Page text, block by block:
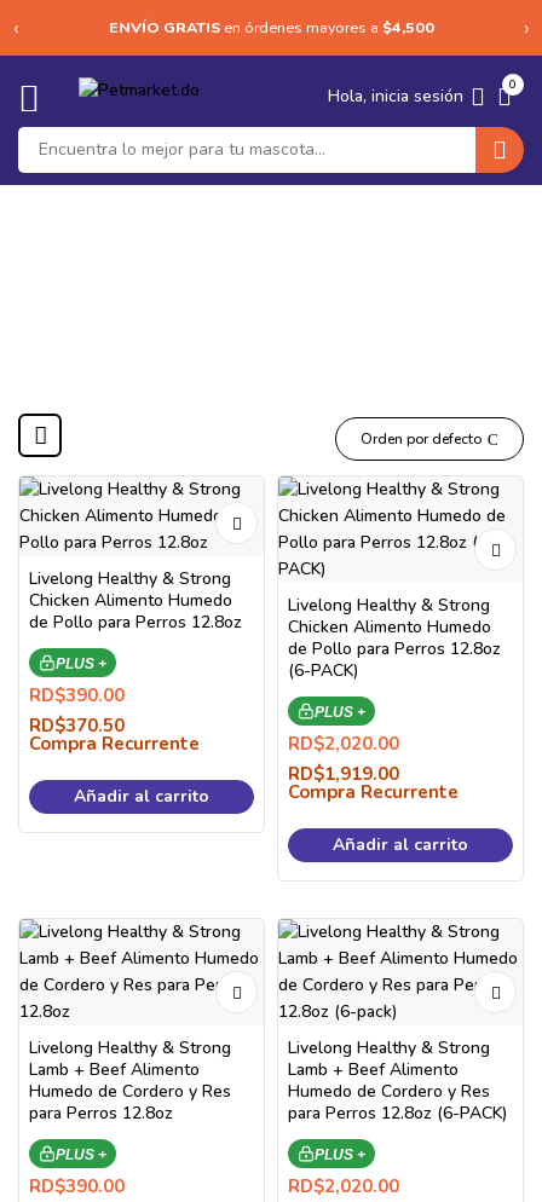
‹ ENVÍO GRATISen órdenes mayores a $4,500 ›
Hola, inicia sesión 0
Orden por defecto
Livelong Healthy & Strong
Chicken Alimento Humedo
de Pollo para Perros 12.8oz
PLUS +
RD$390.00
RD$370.50
Compra Recurrente
Añadir al carrito
Livelong Healthy & Strong
Chicken Alimento Humedo
de Pollo para Perros 12.8oz
(6-PACK)
PLUS +
RD$2,020.00
RD$1,919.00
Compra Recurrente
Añadir al carrito
Livelong Healthy & Strong
Lamb + Beef Alimento
Humedo de Cordero y Res
para Perros 12.8oz
PLUS +
RD$390.00
Livelong Healthy & Strong
Lamb + Beef Alimento
Humedo de Cordero y Res
para Perros 12.8oz (6-PACK)
PLUS +
RD$2,020.00